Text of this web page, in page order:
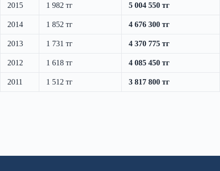
2015 1 982 тг 5 004 550 тг
2014 1 852 тг 4 676 300 тг
2013 1 731 тг 4 370 775 тг
2012 1 618 тг 4 085 450 тг
2011 1 512 тг 3 817 800 тг